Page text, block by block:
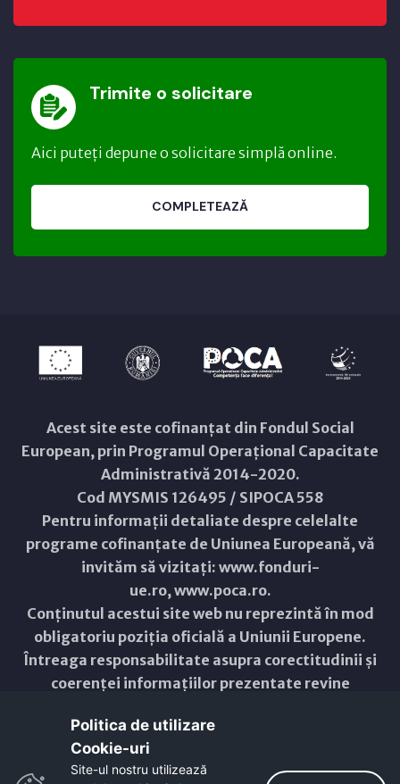
Trimite o solicitare
Aici puteți depune o solicitare simplă online.
COMPLETEAZĂ
Acest site este cofinanțat din Fondul Social
European, prin Programul Operațional Capacitate
Administrativă 2014-2020.
Cod MYSMIS 126495 / SIPOCA 558
Pentru informații detaliate despre celelalte
programe cofinanțate de Uniunea Europeană, vă
invităm să vizitați: www.fonduri-
ue.ro,www.poca.ro.
Conținutul acestui site web nu reprezintă în mod
obligatoriu poziția oficială a Uniunii Europene.
Întreaga responsabilitate asupra corectitudinii și
coerenței informațiilor prezentate revine
Copyright © 2021 - 2026 -
Politica de utilizare
Cookie-uri‎
Site-ul nostru utilizează